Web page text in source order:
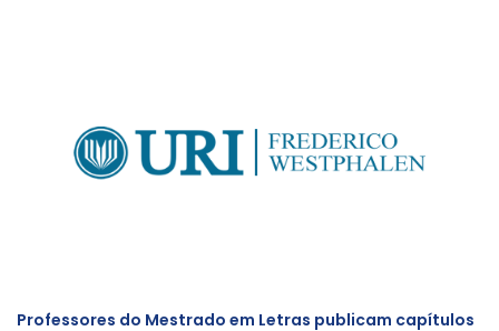
Professores do Mestrado em Letras publicam capítulos